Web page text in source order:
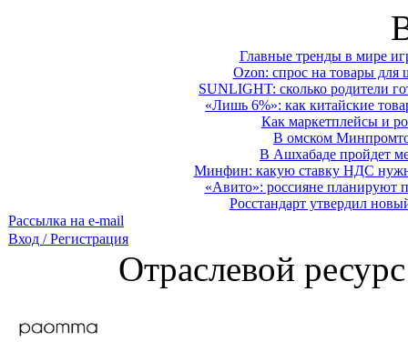
Главные тренды в мире
Ozon: спрос на товары для
SUNLIGHT: сколько родители
«Лишь 6%»: как китайские
Как маркетплейсы и
В омском
В Ашхабаде пройдет
Минфин: какую ставку НДС
«Авито»: россияне планируют
Росстандарт утвердил
Рассылка на e-mail
Вход / Регистрация
Отраслевой